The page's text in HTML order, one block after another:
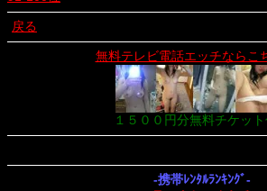
戻る
無料テレビ電話エッチならこ
１５００円分無料チケット
-携帯ﾚﾝﾀﾙﾗﾝｷﾝｸﾞ-